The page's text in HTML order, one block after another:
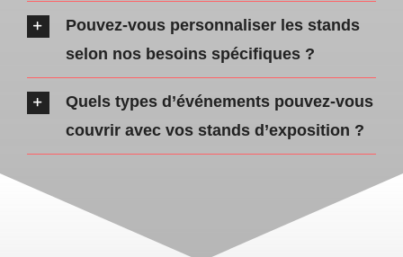
Pouvez-vous personnaliser les stands
selon nos besoins spécifiques ?
Quels types d’événements pouvez-vous
couvrir avec vos stands d’exposition ?